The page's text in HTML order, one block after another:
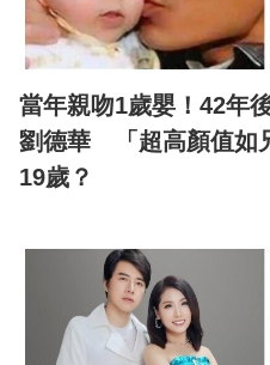
當年親吻1歲嬰！42年
劉德華 「超高顏值如
19歲？